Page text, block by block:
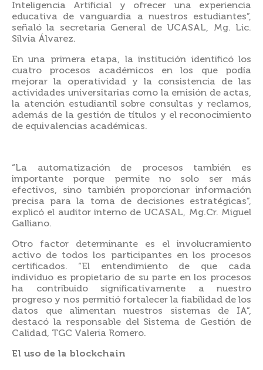
Inteligencia Artificial y ofrecer una experiencia
educativa de vanguardia a nuestros estudiantes”,
señaló la secretaria General de UCASAL, Mg. Lic.
Silvia Álvarez.
En una primera etapa, la institución identificó los
cuatro procesos académicos en los que podía
mejorar la operatividad y la consistencia de las
actividades universitarias como la emisión de actas,
la atención estudiantil sobre consultas y reclamos,
además de la gestión de títulos y el reconocimiento
de equivalencias académicas.
“La automatización de procesos también es
importante porque permite no solo ser más
efectivos, sino también proporcionar información
precisa para la toma de decisiones estratégicas”,
explicó el auditor interno de UCASAL, Mg.Cr. Miguel
Galliano.
Otro factor determinante es el involucramiento
activo de todos los participantes en los procesos
certificados. “El entendimiento de que cada
individuo es propietario de su parte en los procesos
ha contribuido significativamente a nuestro
progreso y nos permitió fortalecer la fiabilidad de los
datos que alimentan nuestros sistemas de IA”,
destacó la responsable del Sistema de Gestión de
Calidad, TGC Valeria Romero.
El uso de la blockchain